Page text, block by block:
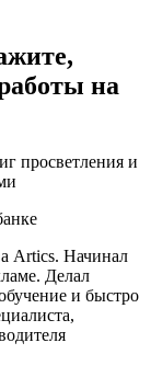
на
Artics. Начинал
Делал
и быстро